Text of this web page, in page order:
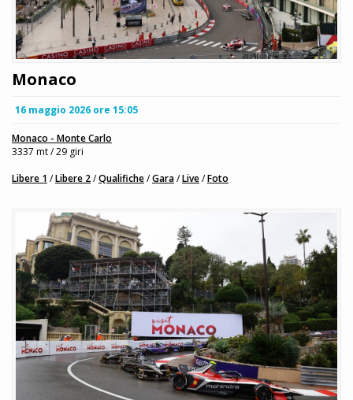
Monaco
16 maggio 2026 ore 15:05
Monaco - Monte Carlo
3337 mt / 29 giri
Libere 1 /Libere 2/Qualifiche/Gara/Live/Foto